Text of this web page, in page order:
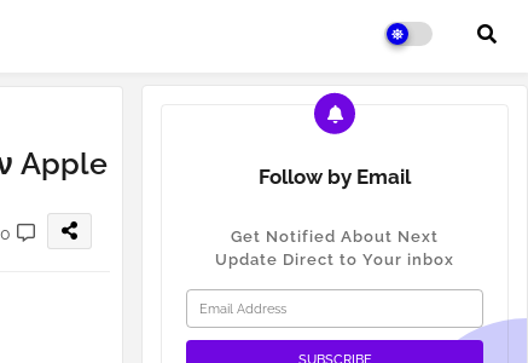
Apple
0
Follow by Email
Get Notified About Next
Update Direct to Your inbox